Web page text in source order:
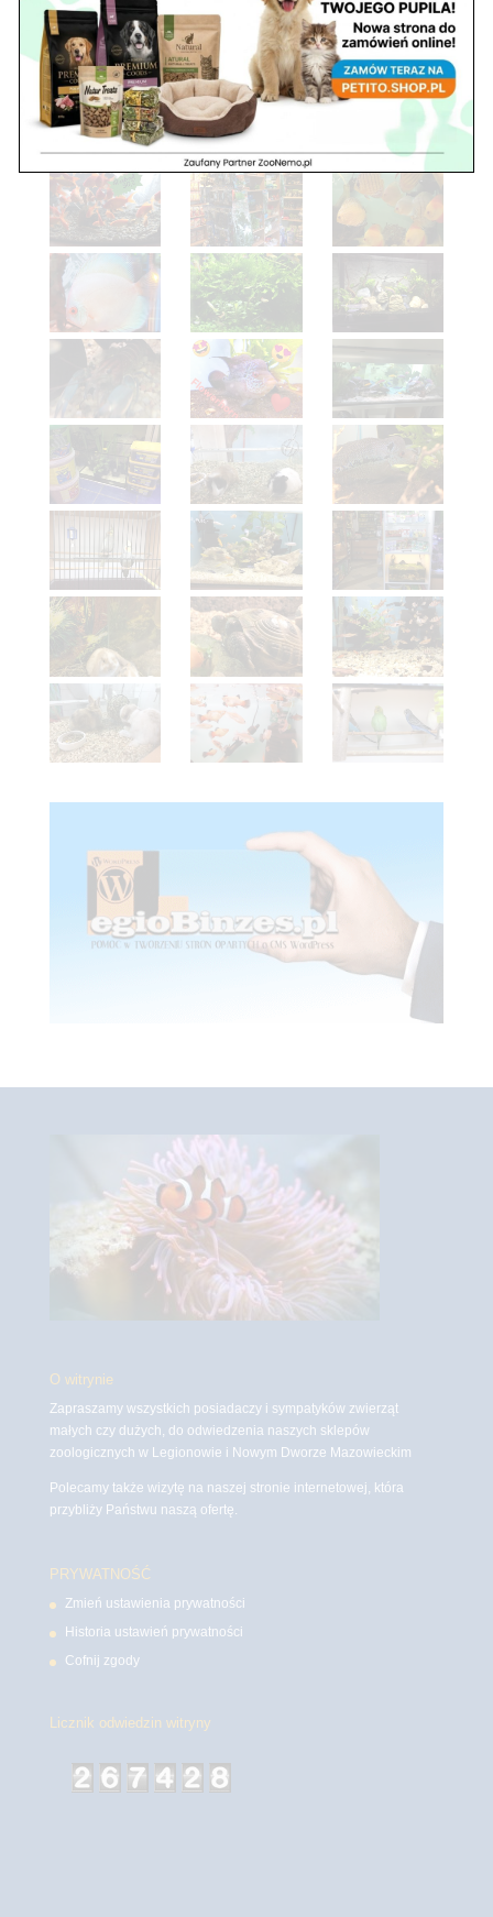
O witrynie
Zapraszamy wszystkich posiadaczy i sympatyków zwierząt
małych czy dużych, do odwiedzenia naszych sklepów
zoologicznych w Legionowie i Nowym Dworze Mazowieckim
Polecamy także wizytę na naszej stronie internetowej, która
przybliży Państwu naszą ofertę.
PRYWATNOŚĆ
Zmień ustawienia prywatności
Historia ustawień prywatności
Cofnij zgody
Licznik odwiedzin witryny